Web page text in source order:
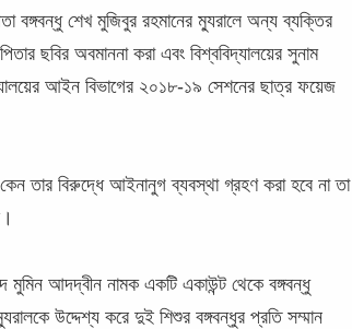
বঙ্গবন্ধু শেখ মুজিবুর রহমানের ম্যুরালে অন্য ব্যক্তির
ছবির অবমাননা করা এবং বিশ্ববিদ্যালয়ের সুনাম
আইন বিভাগের ২০১৮-১৯ সেশনের ছাত্র ফয়েজ
তার বিরুদ্ধে আইনানুগ ব্যবস্থা গ্রহণ করা হবে না তা
আদদ্বীন নামক একটি একাউন্ট থেকে বঙ্গবন্ধু
উদ্দেশ্য করে দুই শিশুর বঙ্গবন্ধুর প্রতি সম্মান